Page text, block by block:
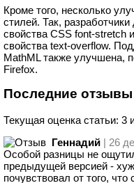
Кроме того, несколько
стилей. Так,
свойства CSS font-stretch
свойства text-overflow.
MathML также улучшена,
Firefox.
Последние отзывы
Текущая оценка статьи: 3
Геннадий | 26
Особой разницы не
предыдущей версией -
почувствовал от того,